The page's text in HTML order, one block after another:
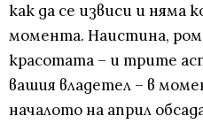
как да се извиси и няма
момента. Наистина,
красотата – и трите
вашия владетел – в
началото на април